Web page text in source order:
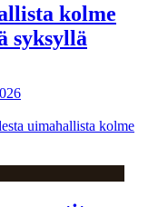
kolme
syksyllä
uimahallista kolme